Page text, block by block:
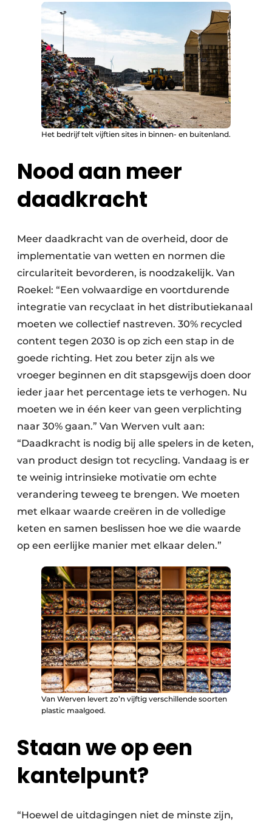
Het bedrijf telt vijftien sites in binnen- en buitenland.
Nood aan meer
daadkracht
Meer daadkracht van de overheid, door de
implementatie van wetten en normen die
circulariteit bevorderen, is noodzakelijk. Van
Roekel: “Een volwaardige en voortdurende
integratie van recyclaat in het distributiekanaal
moeten we collectief nastreven. 30% recycled
content tegen 2030 is op zich een stap in de
goede richting. Het zou beter zijn als we
vroeger beginnen en dit stapsgewijs doen door
ieder jaar het percentage iets te verhogen. Nu
moeten we in één keer van geen verplichting
naar 30% gaan.” Van Werven vult aan:
“Daadkracht is nodig bij alle spelers in de keten,
van product design tot recycling. Vandaag is er
te weinig intrinsieke motivatie om echte
verandering teweeg te brengen. We moeten
met elkaar waarde creëren in de volledige
keten en samen beslissen hoe we die waarde
op een eerlijke manier met elkaar delen.”
Van Werven levert zo’n vijftig verschillende soorten
plastic maalgoed.
Staan we op een
kantelpunt?
“Hoewel de uitdagingen niet de minste zijn,